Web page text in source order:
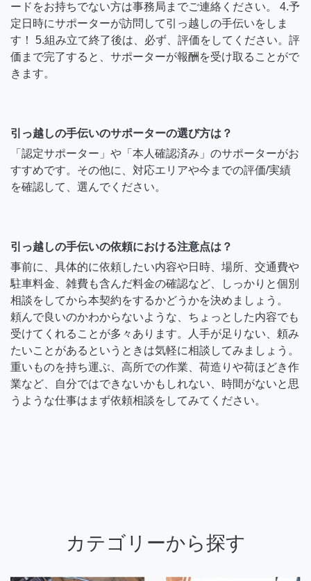
ードをお持ちでない方は事務局までご連絡ください。 4.予
定日時にサポーターが訪問して引っ越しの手伝いをしま
す！ 5.組み立て終了後は、必ず、評価をしてください。評
価まで完了すると、サポーターが報酬を受け取ることがで
きます。
引っ越しの手伝いのサポーターの選び方は？
「認定サポーター」や「本人確認済み」のサポーターがお
すすめです。その他に、対応エリアや今までの評価/実績
を確認して、選んでください。
引っ越しの手伝いの依頼における注意点は？
事前に、具体的に依頼したい内容や日時、場所、交通費や
駐車料金、雑費も含んだ料金の確認など、しっかりと個別
相談をしてから本契約をするかどうかを決めましょう。
頼んで良いのかわからないような、ちょっとした内容でも
受けてくれることが多々あります。人手が足りない、頼み
たいことがあるというときは気軽に相談してみましょう。
重いものを持ち運ぶ、高所での作業、荷造りや荷ほどき作
業など、自分ではできないかもしれない、時間がないと思
うような仕事はまず依頼相談をしてみてください。
カテゴリーから探す